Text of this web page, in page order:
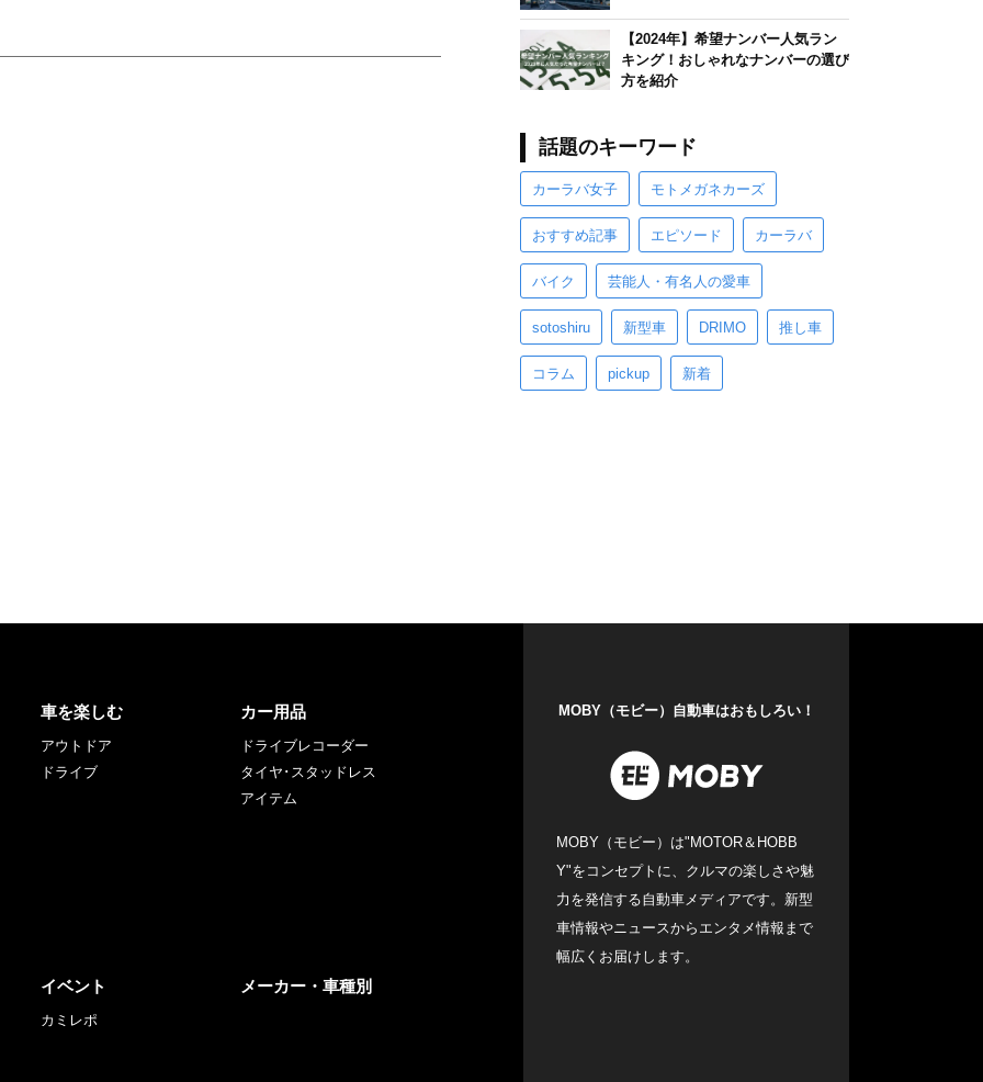
【2024年】希望ナンバー人気ラン
キング！おしゃれなナンバーの選び
方を紹介
話題のキーワード
カーラバ女子 モトメガネカーズ
おすすめ記事 エピソード カーラバ
バイク 芸能人・有名人の愛車
sotoshiru 新型車 DRIMO 推し車
コラム pickup 新着
車を楽しむ
アウトドア
ドライブ
カー用品
ドライブレコーダー
タイヤ･スタッドレス
アイテム
イベント
カミレポ
メーカー・車種別
MOBY（モビー）自動車はおもしろい！
MOBY（モビー）は"MOTOR＆HOBB
Y"をコンセプトに、クルマの楽しさや魅
力を発信する自動車メディアです。新型
車情報やニュースからエンタメ情報まで
幅広くお届けします。